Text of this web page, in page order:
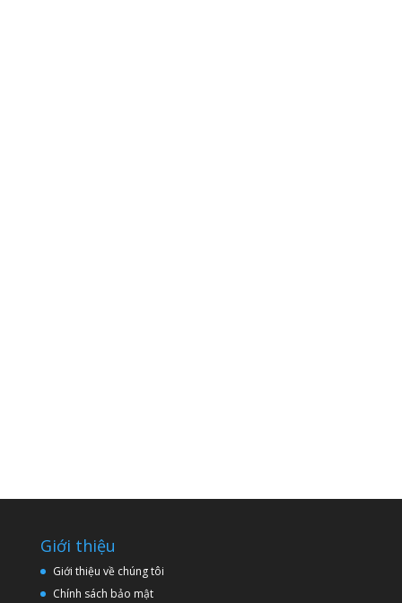
Giới thiệu
Giới thiệu về chúng tôi
Chính sách bảo mật